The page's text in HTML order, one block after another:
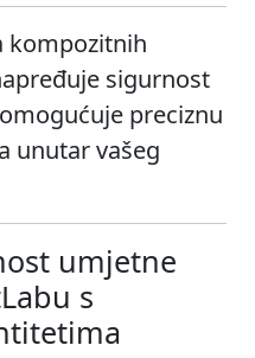
kompozitnih
sigurnost
preciznu
unutar vašeg
umjetne
s